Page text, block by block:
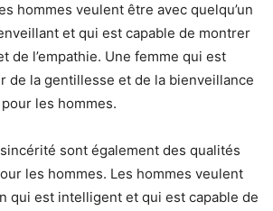
hommes veulent être avec quelqu’un
et qui est capable de montrer
de l’empathie. Une femme qui est
de la gentillesse et de la bienveillance
les hommes.
sont également des qualités
les hommes. Les hommes veulent
qui est intelligent et qui est capable de